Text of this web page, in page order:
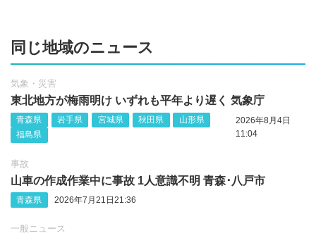
同じ地域のニュース
気象・災害
東北地方が梅雨明け いずれも平年より遅く 気象庁
青森県 岩手県 宮城県 秋田県
山形県
福島県
2026年8月4日
11:04
事故
山車の作成作業中に事故 1人意識不明 青森･八戸市
青森県 2026年7月21日21:36
一般ニュース